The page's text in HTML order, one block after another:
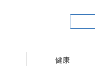
健康